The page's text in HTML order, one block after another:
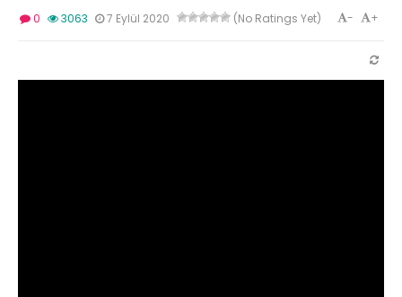
0 3063 7 Eylül 2020 (No Ratings Yet) +
-